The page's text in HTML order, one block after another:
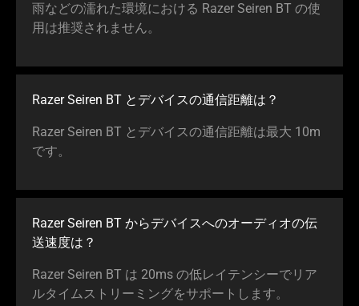
雨などの濡れた環境における Razer Seiren BT の使
用は推奨されません。
Razer Seiren BT とデバイスの通信距離は？
Razer Seiren BT とデバイスの通信距離は最大 10m
です。
Razer Seiren BT からデバイスへのオーディオの伝
送速度は？
Razer Seiren BT は 20ms の低レイテンシーでリア
ルタイムストリーミングをサポートします。